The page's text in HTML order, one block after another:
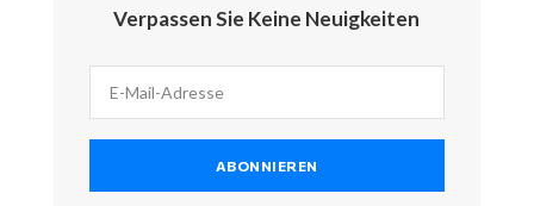
Verpassen Sie Keine Neuigkeiten
ABONNIEREN